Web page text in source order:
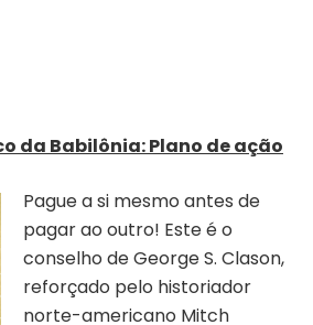
da Babilônia: Plano de ação
Pague a si mesmo antes de
pagar ao outro! Este é o
conselho de George S. Clason,
reforçado pelo historiador
norte-americano Mitch